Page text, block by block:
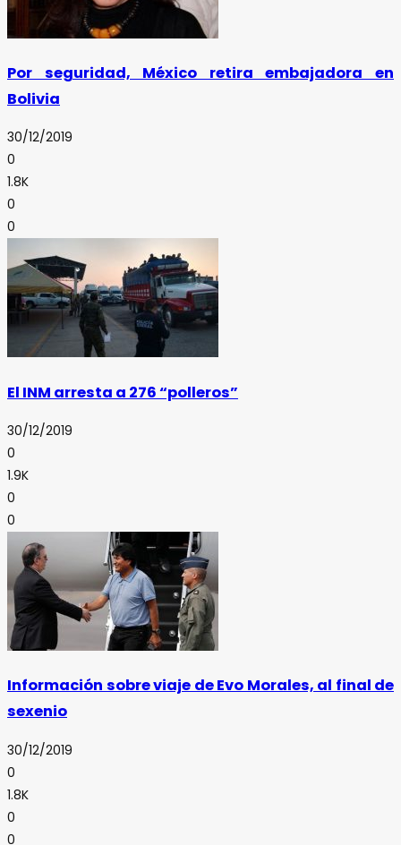
Por seguridad, México retira embajadora en
Bolivia
30/12/2019
0
1.8K
0
0
El INM arresta a 276 “polleros”
30/12/2019
0
1.9K
0
0
Información sobre viaje de Evo Morales, al final de
sexenio
30/12/2019
0
1.8K
0
0